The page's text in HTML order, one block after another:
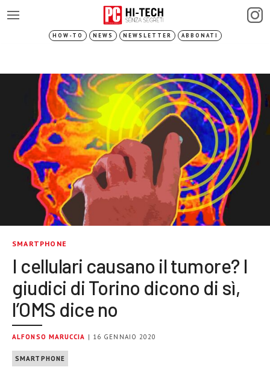
HOW-TO NEWS NEWSLETTER ABBONATI
SMARTPHONE
I cellulari causano il tumore? I
giudici di Torino dicono di sì,
l’OMS dice no
ALFONSO MARUCCIA | 16 GENNAIO 2020
SMARTPHONE